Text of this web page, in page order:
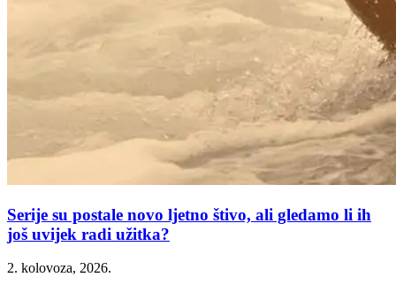
Serije su postale novo ljetno štivo, ali gledamo li ih
još uvijek radi užitka?
2. kolovoza, 2026.